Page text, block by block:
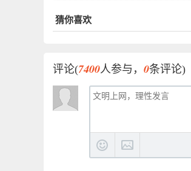
猜你喜欢
评论(7400人参与， 0条评论)